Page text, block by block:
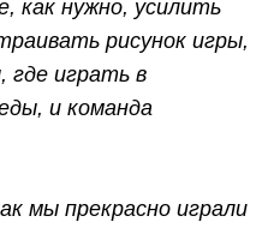
как нужно, усилить
рисунок игры,
где играть в
и команда
мы прекрасно играли